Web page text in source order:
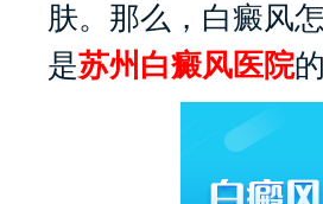
肤。那么，白癜风
是苏州白癜风医院